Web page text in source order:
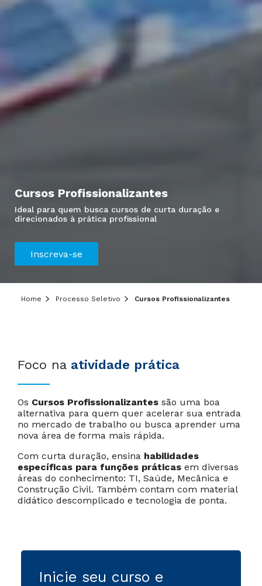
Cursos Profissionalizantes
Ideal para quem busca cursos de curta duração e
direcionados à prática profissional
Inscreva-se
Home Processo Seletivo Cursos Profissionalizantes
Foco na atividade prática
Os Cursos Profissionalizantes são uma boa
alternativa para quem quer acelerar sua entrada
no mercado de trabalho ou busca aprender uma
nova área de forma mais rápida.
Com curta duração, ensina habilidades
específicas para funções práticas em diversas
áreas do conhecimento: TI, Saúde, Mecânica e
Construção Civil. Também contam com material
didático descomplicado e tecnologia de ponta.
Inicie seu curso e